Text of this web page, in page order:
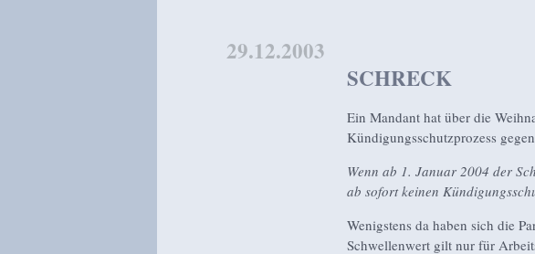
SCHRECK
29.12.2003
Ein Mandant hat über die
Kündigungsschutzprozess
Wenn ab 1. Januar 2004 der
ab sofort keinen
Wenigstens da haben sich die
Schwellenwert gilt nur für